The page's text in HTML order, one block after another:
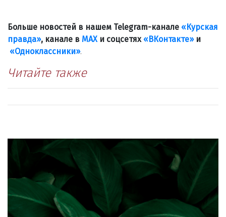
Больше новостей в нашем Telegram-канале «Курская
правда», канале в МАХи соцсетях «ВКонтакте»и
«Одноклассники».
Читайте также